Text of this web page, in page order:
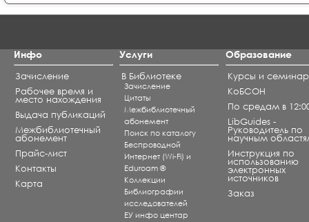
Инфо
Зачисление
Рабочее время и
место нахождения
Выдача публикаций
Межбиблиотечный
абонемент
Прайс-лист
Контакты
Карта
Услуги
В Библиотеке
Зачисление
Цитаты
Межбиблиотечный
абонемент
Поиск по каталогу
Беспроводной
Интернет (Wi-Fi) и
Eduroam ®
Коллекции
Библиографии
исследователей
ЕУ инфо центар
Образование
Курсы и
КоБСОН
По средам в
LibGuides -
Руководитель по
научным
Инструкция по
использованию
электронных
источников
Заказ